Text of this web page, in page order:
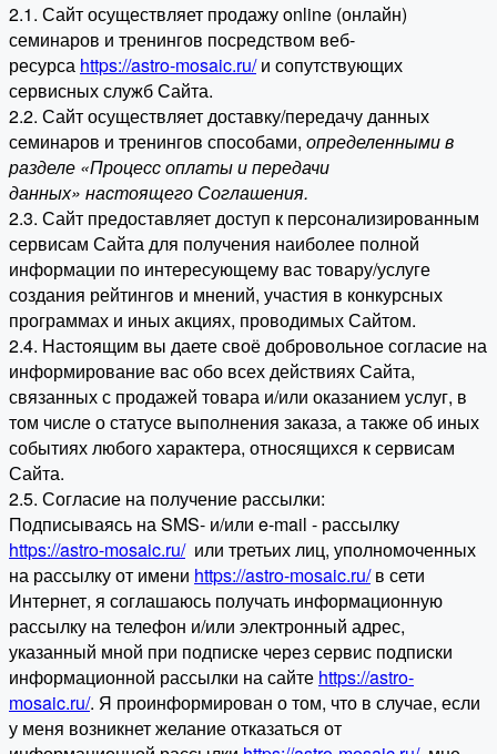
2.1. Сайт осуществляет продажу online (онлайн)
семинаров и тренингов посредством веб-
ресурса https://astro-mosaic.ru/и сопутствующих
сервисных служб Сайта.
2.2. Сайт осуществляет доставку/передачу данных
семинаров и тренингов способами, определенными в
разделе «Процесс оплаты и передачи
данных» настоящего Соглашения.
2.3. Сайт предоставляет доступ к персонализированным
сервисам Сайта для получения наиболее полной
информации по интересующему вас товару/услуге
создания рейтингов и мнений, участия в конкурсных
программах и иных акциях, проводимых Сайтом.
2.4. Настоящим вы даете своё добровольное согласие на
информирование вас обо всех действиях Сайта,
связанных с продажей товара и/или оказанием услуг, в
том числе о статусе выполнения заказа, а также об иных
событиях любого характера, относящихся к сервисам
Сайта.
2.5. Согласие на получение рассылки:
Подписываясь на SMS- и/или e-mail - рассылку
https://astro-mosaic.ru/или третьих лиц, уполномоченных
на рассылку от имени https://astro-mosaic.ru/в сети
Интернет, я соглашаюсь получать информационную
рассылку на телефон и/или электронный адрес,
указанный мной при подписке через сервис подписки
информационной рассылки на сайте https://astro-
mosaic.ru/. Я проинформирован о том, что в случае, если
у меня возникнет желание отказаться от